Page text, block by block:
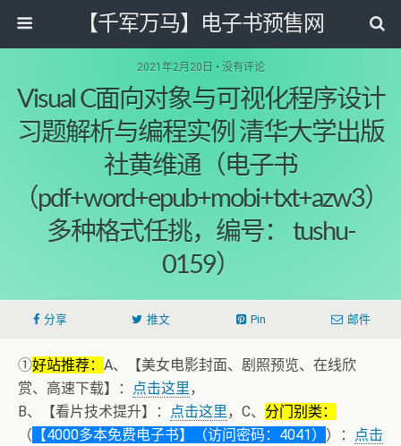
【千军万马】电子书预售网
2021年2月20日 • 没有评论
Visual C面向对象与可视化程序设计
习题解析与编程实例 清华大学出版
社黄维通（电子书
（pdf+word+epub+mobi+txt+azw3）
多种格式任挑，编号： tushu-
0159）
分享 推文 Pin 邮件
①好站推荐： A、【美女电影封面、剧照预览、在线欣
赏、高速下载】：
点击这里，
B、【看片技术提升】：
点击这里，C、 分门别类：
（ 【4000多本免费电子书】（访问密码：4041） ）：
点击